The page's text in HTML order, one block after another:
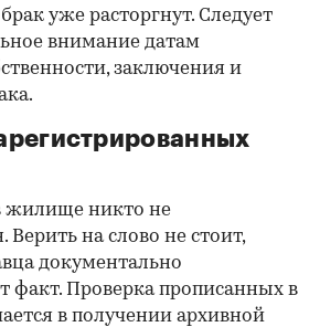
уже расторгнут. Следует
внимание датам
заключения и
жилище никто не
Верить на слово не стоит,
документально
факт. Проверка прописанных в
в получении архивной